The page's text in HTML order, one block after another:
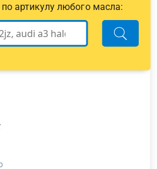
артикулу любого масла: